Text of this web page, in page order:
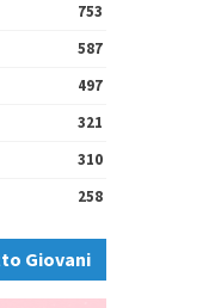
753
587
497
321
310
258
Giovani